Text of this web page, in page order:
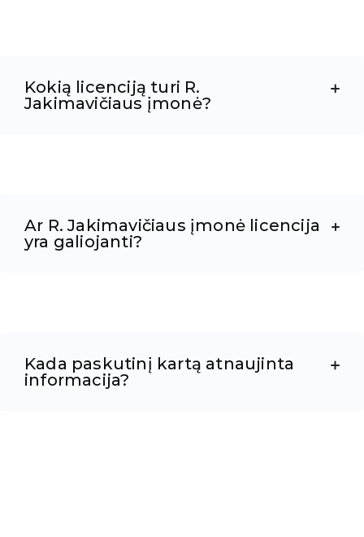
Kokią licenciją turi R.
Jakimavičiaus įmonė?
Ar R. Jakimavičiaus įmonė licencija
yra galiojanti?
Kada paskutinį kartą atnaujinta
informacija?